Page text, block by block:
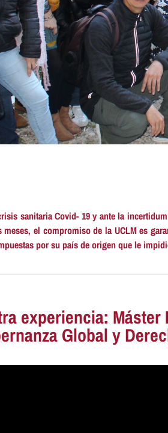
sanitaria Covid- 19 y ante la
meses, el compromiso de la UCLM es
por su país de origen que le
experiencia: Máster
Global y